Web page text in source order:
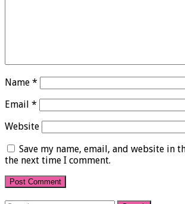
Name *
Email *
Website
Save my name, email, and website in
the next time I comment.